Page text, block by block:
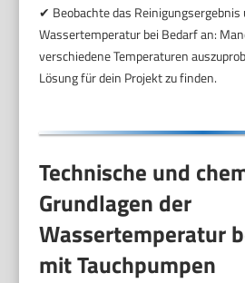
✔ Beobachte das Reinigungsergebnis
Wassertemperatur bei Bedarf an:
verschiedene Temperaturen
Lösung für dein Projekt zu finden.
Technische und
Grundlagen der
Wassertemperatur
mit Tauchpumpen